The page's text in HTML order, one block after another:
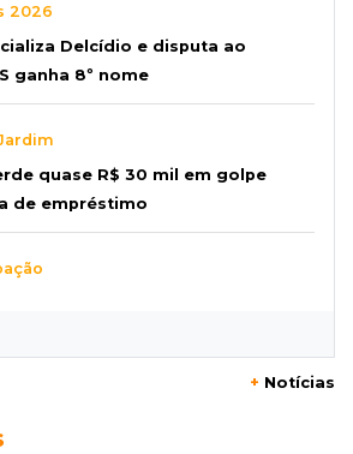
2026
Delcídio e disputa ao
ganha 8º nome
quase R$ 30 mil em golpe
de empréstimo
de MS cresce 17,8% com
+ Notícias